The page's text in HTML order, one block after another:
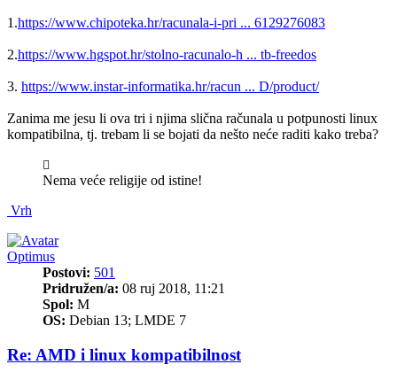
1.https://www.chipoteka.hr/racunala-i-pri ... 6129276083
2.https://www.hgspot.hr/stolno-racunalo-h ... tb-freedos
3. https://www.instar-informatika.hr/racun ... D/product/
Zanima me jesu li ova tri i njima slična računala u potpunosti linux
kompatibilna, tj. trebam li se bojati da nešto neće raditi kako treba?
Nema veće religije od istine!
Vrh
Optimus
Postovi: 501
Pridružen/a: 08 ruj 2018, 11:21
Spol: M
OS: Debian 13; LMDE 7
Re: AMD i linux kompatibilnost